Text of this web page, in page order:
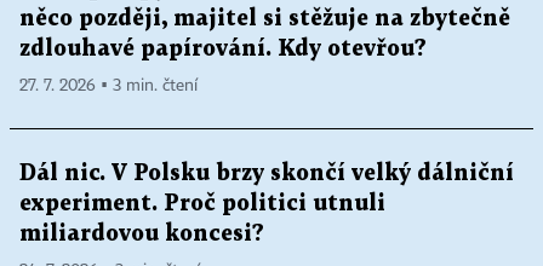
něco později, majitel si stěžuje na zbytečně
zdlouhavé papírování. Kdy otevřou?
27. 7. 2026 ▪ 3 min. čtení
Dál nic. V Polsku brzy skončí velký dálniční
experiment. Proč politici utnuli
miliardovou koncesi?